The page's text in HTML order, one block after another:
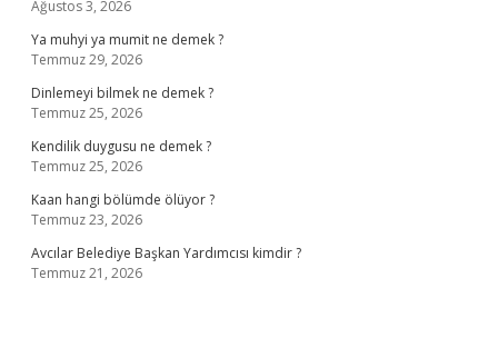
Ağustos 3, 2026
Ya muhyi ya mumit ne demek ?
Temmuz 29, 2026
Dinlemeyi bilmek ne demek ?
Temmuz 25, 2026
Kendilik duygusu ne demek ?
Temmuz 25, 2026
Kaan hangi bölümde ölüyor ?
Temmuz 23, 2026
Avcılar Belediye Başkan Yardımcısı kimdir ?
Temmuz 21, 2026